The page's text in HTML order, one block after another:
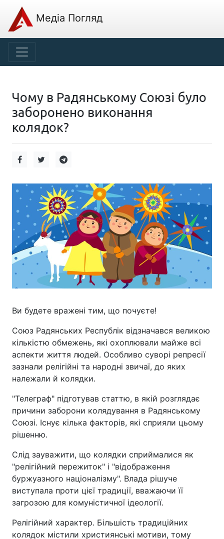
Медіа Погляд
Чому в Радянському Союзі було
заборонено виконання
колядок?
Ви будете вражені тим, що почуєте!
Союз Радянських Республік відзначався великою
кількістю обмежень, які охоплювали майже всі
аспекти життя людей. Особливо суворі репресії
зазнали релігійні та народні звичаї, до яких
належали й колядки.
"Телеграф" підготував статтю, в якій розглядає
причини заборони колядування в Радянському
Союзі. Існує кілька факторів, які сприяли цьому
рішенню.
Слід зауважити, що колядки сприймалися як
"релігійний пережиток" і "відображення
буржуазного націоналізму". Влада рішуче
виступала проти цієї традиції, вважаючи її
загрозою для комуністичної ідеології.
Релігійний характер. Більшість традиційних
колядок містили християнські мотиви, тому